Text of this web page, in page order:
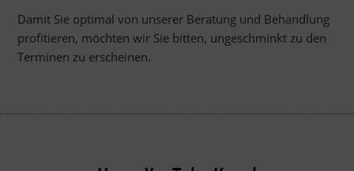
Damit Sie optimal von unserer Beratung und Behandlung
profitieren, möchten wir Sie bitten, ungeschminkt zu den
Terminen zu erscheinen.